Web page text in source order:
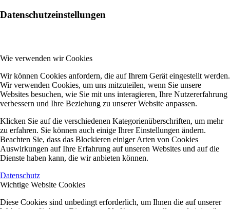
Datenschutzeinstellungen
Wie verwenden wir Cookies
Wir können Cookies anfordern, die auf Ihrem Gerät eingestellt werden.
Wir verwenden Cookies, um uns mitzuteilen, wenn Sie unsere
Websites besuchen, wie Sie mit uns interagieren, Ihre Nutzererfahrung
verbessern und Ihre Beziehung zu unserer Website anpassen.
Klicken Sie auf die verschiedenen Kategorienüberschriften, um mehr
zu erfahren. Sie können auch einige Ihrer Einstellungen ändern.
Beachten Sie, dass das Blockieren einiger Arten von Cookies
Auswirkungen auf Ihre Erfahrung auf unseren Websites und auf die
Dienste haben kann, die wir anbieten können.
Datenschutz
Wichtige Website Cookies
Diese Cookies sind unbedingt erforderlich, um Ihnen die auf unserer